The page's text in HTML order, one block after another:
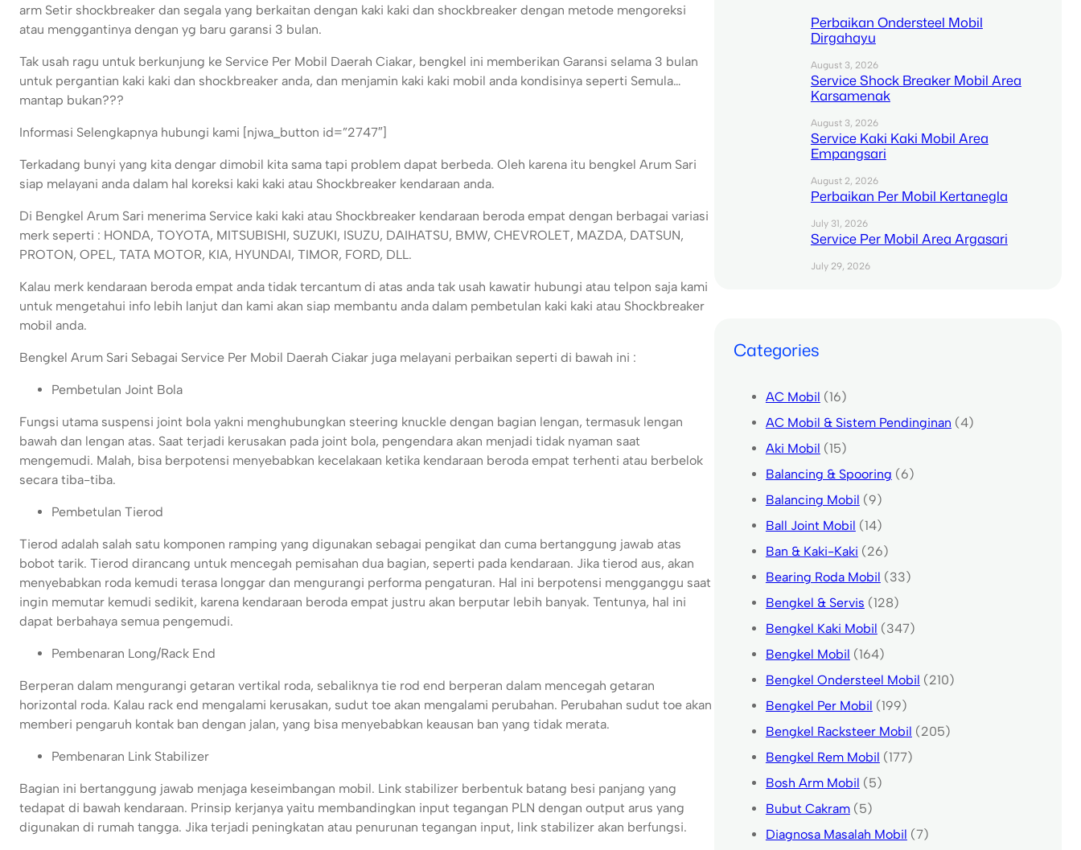
arm Setir shockbreaker dan segala yang berkaitan dengan kaki kaki dan shockbreaker dengan metode mengoreksi
atau menggantinya dengan yg baru garansi 3 bulan.
Tak usah ragu untuk berkunjung ke Service Per Mobil Daerah Ciakar, bengkel ini memberikan Garansi selama 3 bulan
untuk pergantian kaki kaki dan shockbreaker anda, dan menjamin kaki kaki mobil anda kondisinya seperti Semula…
mantap bukan???
Informasi Selengkapnya hubungi kami [njwa_button id=”2747″]
Terkadang bunyi yang kita dengar dimobil kita sama tapi problem dapat berbeda. Oleh karena itu bengkel Arum Sari
siap melayani anda dalam hal koreksi kaki kaki atau Shockbreaker kendaraan anda.
Di Bengkel Arum Sari menerima Service kaki kaki atau Shockbreaker kendaraan beroda empat dengan berbagai variasi
merk seperti : HONDA, TOYOTA, MITSUBISHI, SUZUKI, ISUZU, DAIHATSU, BMW, CHEVROLET, MAZDA, DATSUN,
PROTON, OPEL, TATA MOTOR, KIA, HYUNDAI, TIMOR, FORD, DLL.
Kalau merk kendaraan beroda empat anda tidak tercantum di atas anda tak usah kawatir hubungi atau telpon saja kami
untuk mengetahui info lebih lanjut dan kami akan siap membantu anda dalam pembetulan kaki kaki atau Shockbreaker
mobil anda.
Bengkel Arum Sari Sebagai Service Per Mobil Daerah Ciakar juga melayani perbaikan seperti di bawah ini :
Pembetulan Joint Bola
Fungsi utama suspensi joint bola yakni menghubungkan steering knuckle dengan bagian lengan, termasuk lengan
bawah dan lengan atas. Saat terjadi kerusakan pada joint bola, pengendara akan menjadi tidak nyaman saat
mengemudi. Malah, bisa berpotensi menyebabkan kecelakaan ketika kendaraan beroda empat terhenti atau berbelok
secara tiba-tiba.
Pembetulan Tierod
Tierod adalah salah satu komponen ramping yang digunakan sebagai pengikat dan cuma bertanggung jawab atas
bobot tarik. Tierod dirancang untuk mencegah pemisahan dua bagian, seperti pada kendaraan. Jika tierod aus, akan
menyebabkan roda kemudi terasa longgar dan mengurangi performa pengaturan. Hal ini berpotensi mengganggu saat
ingin memutar kemudi sedikit, karena kendaraan beroda empat justru akan berputar lebih banyak. Tentunya, hal ini
dapat berbahaya semua pengemudi.
Pembenaran Long/Rack End
Berperan dalam mengurangi getaran vertikal roda, sebaliknya tie rod end berperan dalam mencegah getaran
horizontal roda. Kalau rack end mengalami kerusakan, sudut toe akan mengalami perubahan. Perubahan sudut toe akan
memberi pengaruh kontak ban dengan jalan, yang bisa menyebabkan keausan ban yang tidak merata.
Pembenaran Link Stabilizer
Bagian ini bertanggung jawab menjaga keseimbangan mobil. Link stabilizer berbentuk batang besi panjang yang
tedapat di bawah kendaraan. Prinsip kerjanya yaitu membandingkan input tegangan PLN dengan output arus yang
digunakan di rumah tangga. Jika terjadi peningkatan atau penurunan tegangan input, link stabilizer akan berfungsi.
Perbaikan Ondersteel Mobil
Dirgahayu
August 3, 2026
Service Shock Breaker Mobil Area
Karsamenak
August 3, 2026
Service Kaki Kaki Mobil Area
Empangsari
August 2, 2026
Perbaikan Per Mobil Kertanegla
July 31, 2026
Service Per Mobil Area Argasari
July 29, 2026
Categories
AC Mobil (16)
AC Mobil & Sistem Pendinginan (4)
Aki Mobil (15)
Balancing & Spooring (6)
Balancing Mobil (9)
Ball Joint Mobil (14)
Ban & Kaki-Kaki (26)
Bearing Roda Mobil (33)
Bengkel & Servis (128)
Bengkel Kaki Mobil (347)
Bengkel Mobil (164)
Bengkel Ondersteel Mobil (210)
Bengkel Per Mobil (199)
Bengkel Racksteer Mobil (205)
Bengkel Rem Mobil (177)
Bosh Arm Mobil (5)
Bubut Cakram(5)
Diagnosa Masalah Mobil (7)